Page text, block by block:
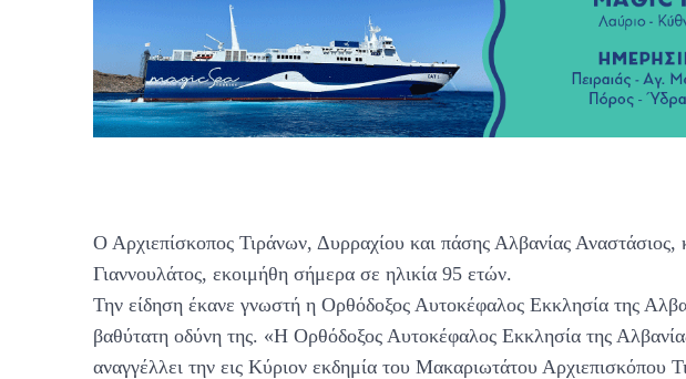
Ο Αρχιεπίσκοπος Τιράνων, Δυρραχίου και πάσης Αλβανίας
Γιαννουλάτος, εκοιμήθη σήμερα σε ηλικία 95 ετών.
Την είδηση έκανε γνωστή η Ορθόδοξος Αυτοκέφαλος Εκκλησία της
βαθύτατη οδύνη της. «Η Ορθόδοξος Αυτοκέφαλος Εκκλησία της
αναγγέλλει την εις Κύριον εκδημία του Μακαριωτάτου Αρχιεπισκόπου